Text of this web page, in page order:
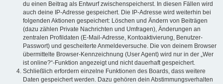
du einen Beitrag als Entwurf zwischenspeicherst. In diesen Fällen wird
auch deine IP-Adresse gespeichert. Die IP-Adresse wird weiterhin bei
folgenden Aktionen gespeichert: Löschen und Ändern von Beiträgen
(dazu zählen Private Nachrichten und Umfragen), Änderungen an
zentralen Profildaten (E-Mail-Adresse, Kontoaktivierung, Benutzer-
Passwort) und gescheiterte Anmeldeversuche. Die von deinem Browser
übermittelte Browser-Kennzeichnung (User Agent) wird nur in der „Wer
ist online?“-Funktion angezeigt und nicht dauerhaft gespeichert.
Schließlich erfordern einzelne Funktionen des Boards, dass weitere
Daten gespeichert werden. Dazu gehören dein Abstimmungsverhalten